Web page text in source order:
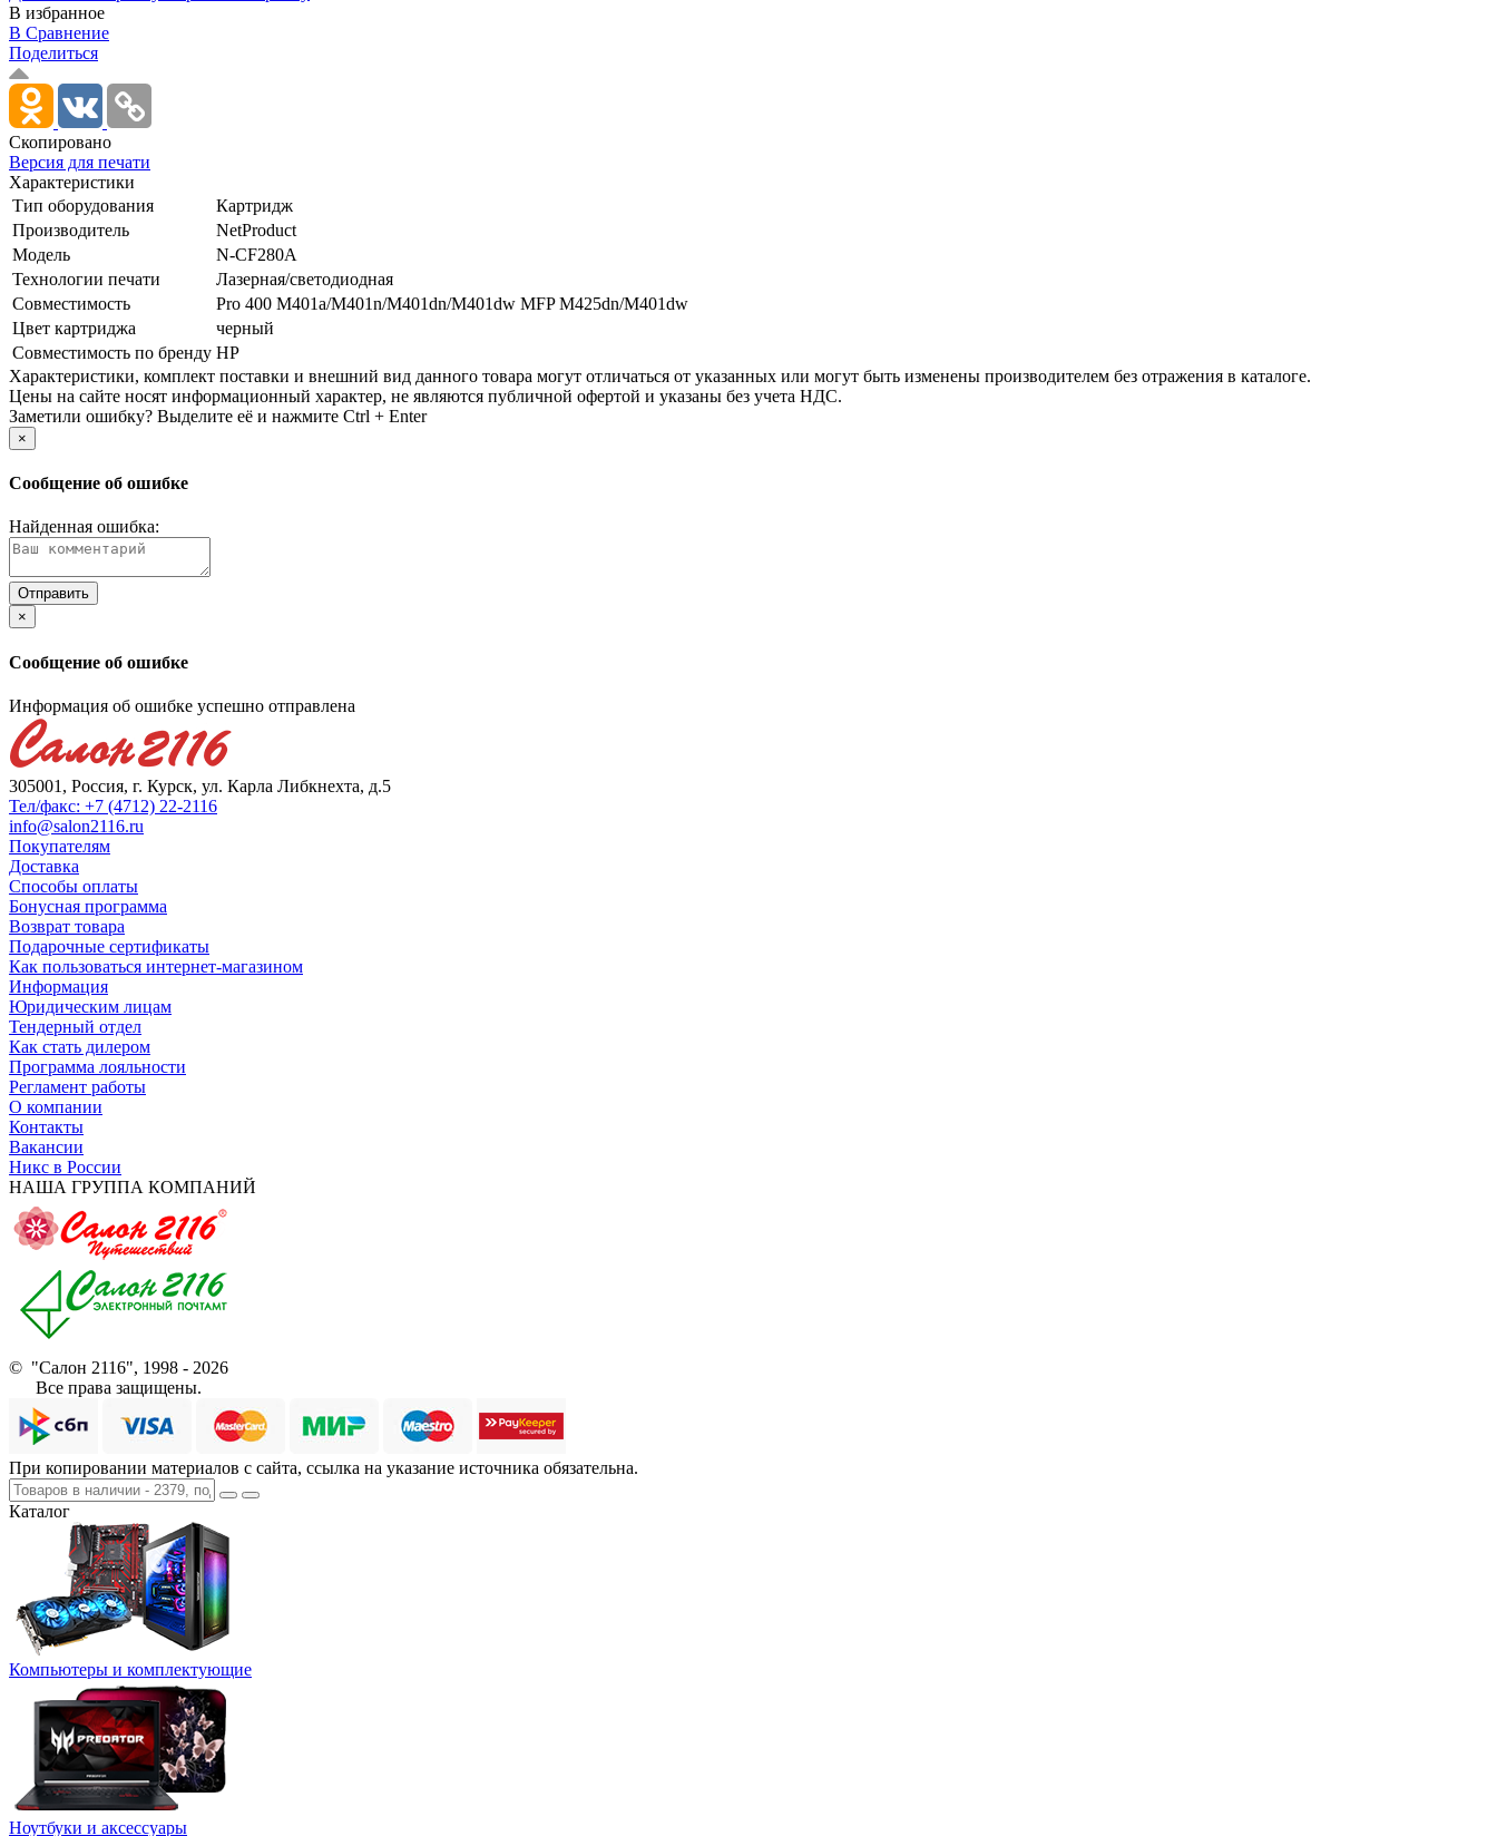
В избранное
В Сравнение
Поделиться
Скопировано
Версия для печати
Характеристики
Тип оборудования
Картридж
Производитель
NetProduct
Модель
N-CF280A
Технологии печати
Лазерная/­светодиодная
Совместимость
Pro 400 M401a/­M401n/­M401dn/­M401dw MFP M425dn/­M401dw
Цвет картриджа
черный
Совместимость по бренду HP
Xарактеристики, комплект поставки и внешний вид данного товара могут отличаться от указанных или могут быть изменены производителем без отражения в каталоге.
Цены на сайте носят информационный характер, не являются публичной офертой и указаны без учета НДС.
Заметили ошибку? Выделите её и нажмите Ctrl + Enter
×
Сообщение об ошибке
Найденная ошибка:
×
Сообщение об ошибке
Информация об ошибке успешно отправлена
305001, Россия, г. Курск, ул. Карла Либкнехта, д.5
Тел/факс: +7 (4712) 22-2116
info@salon2116.ru
Покупателям
Доставка
Способы оплаты
Бонусная программа
Возврат товара
Подарочные сертификаты
Как пользоваться интернет-магазином
Информация
Юридическим лицам
Тендерный отдел
Как стать дилером
Программа лояльности
Регламент работы
О компании
Контакты
Вакансии
Никс в России
НАША ГРУППА КОМПАНИЙ
© "Салон 2116", 1998 - 2026
Все права защищены.
При копировании материалов с сайта, ссылка на указание источника обязательна.
Каталог
Компьютеры и комплектующие
Ноутбуки и аксессуары